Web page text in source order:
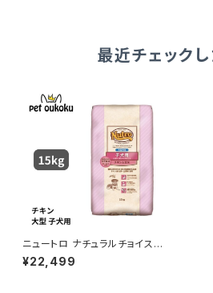
最近チェック
ニュートロ ナチュラルチョイス
チキン＆玄米 子犬大型犬 15kg
0079105100779
¥22,499